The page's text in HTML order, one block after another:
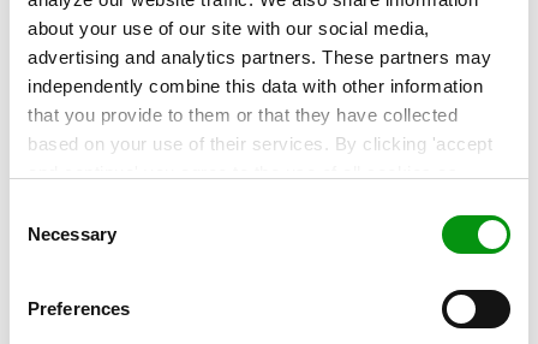
about your use of our site with our social media,
advertising and analytics partners. These partners may
independently combine this data with other information
that you provide to them or that they have collected
based on your use of their services. By clicking 'accept
personalization via cookies does not affect the operation
Selection
Necessary
Preferences
Fortinet CTAP – et røntgenbillede af
dit netværk
Med værktøjet Fortinet CTAP får du et unikt indblik i
trafikken og brugeradfærden på virksomhedens...